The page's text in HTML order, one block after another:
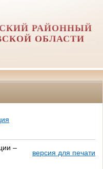
РАЙОННЫЙ
ОБЛАСТИ
–
версия для печати